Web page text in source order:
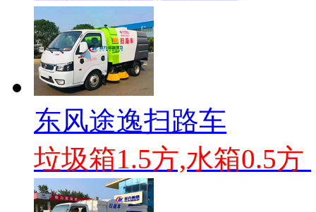
东风途逸扫路车
垃圾箱1.5方,水箱0.5方